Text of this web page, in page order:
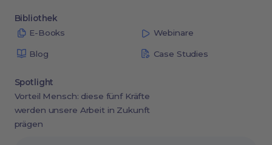
Bibliothek
E-Books
Webinare
Blog Case Studies
Spotlight
Vorteil Mensch: diese fünf Kräfte
werden unsere Arbeit in Zukunft
prägen